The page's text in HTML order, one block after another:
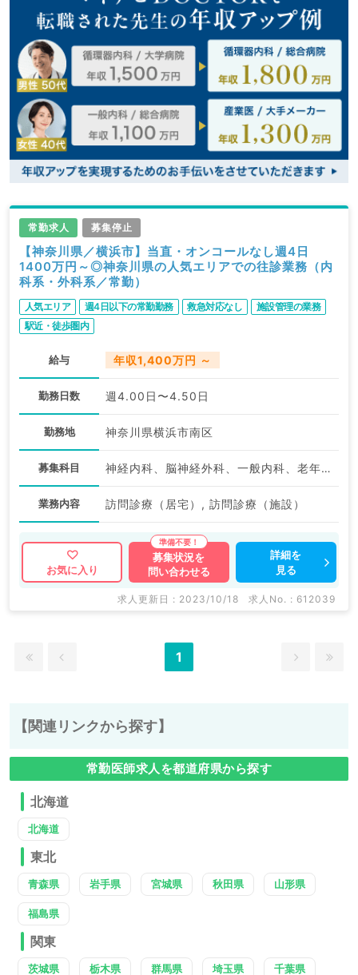
常勤求人 募集停止
【神奈川県／横浜市】当直・オンコールなし週4日
1400万円～◎神奈川県の人気エリアでの往診業務（内
科系・外科系／常勤）
人気エリア 週4日以下の常勤勤務 救急対応なし
施設管理の業務
駅近・徒歩圏内
給与 年収1,400万円 ～
勤務日数 週4.00日〜4.50日
勤務地 神奈川県横浜市南区
募集科目 神経内科、脳神経外科、一般内科、老年内科、外科系全般、一般外科
業務内容 訪問診療（居宅）, 訪問診療（施設）
お気に入り
募集状況を
問い合わせる
詳細を
見る
求人更新日 : 2023/10/18 求人No. : 612039
1
【関連リンクから探す】
常勤医師求人を都道府県から探す
北海道
北海道
東北
青森県 岩手県 宮城県 秋田県 山形県
福島県
関東
茨城県 栃木県 群馬県 埼玉県 千葉県